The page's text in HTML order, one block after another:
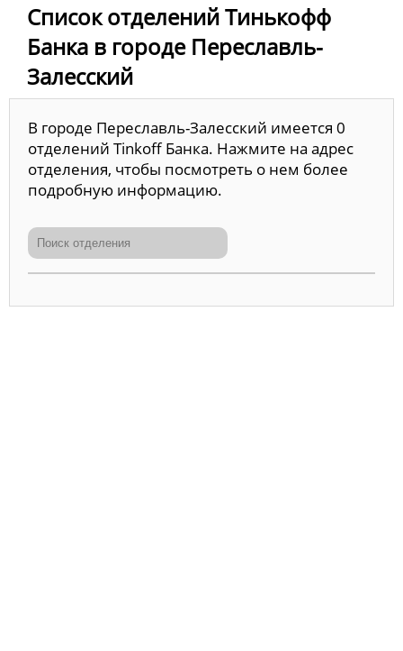
Список отделений Тинькофф
Банка в городе Переславль-
Залесский
В городе Переславль-Залесский имеется 0
отделений Tinkoff Банка. Нажмите на адрес
отделения, чтобы посмотреть о нем более
подробную информацию.